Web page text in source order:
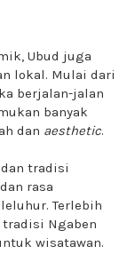
Ubud juga
lokal. Mulai dari
berjalan-jalan
banyak
dan aesthetic.
tradisi
rasa
Terlebih
tradisi Ngaben
wisatawan.